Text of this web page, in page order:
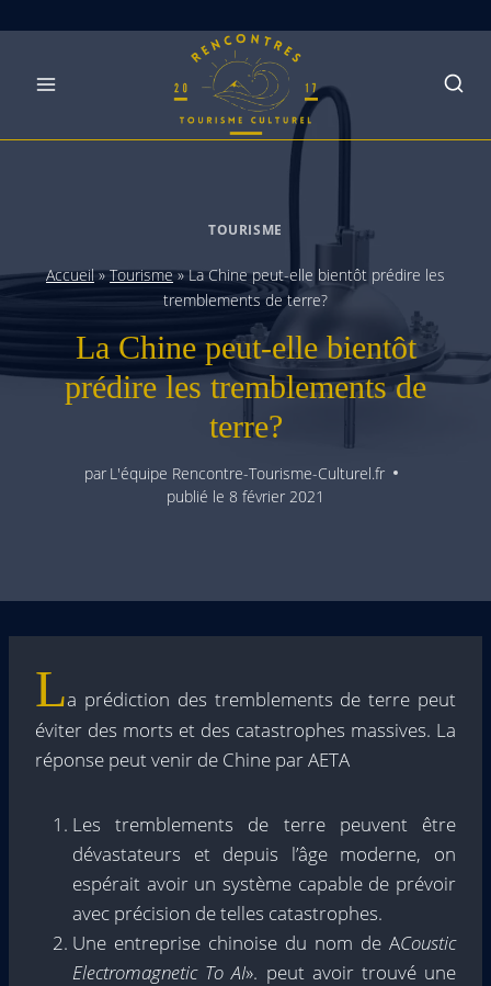
TOURISME
Accueil»Tourisme»La Chine peut-elle bientôt prédire les
tremblements de terre?
La Chine peut-elle bientôt
prédire les tremblements de
terre?
par L'équipe Rencontre-Tourisme-Culturel.fr
publié le 8 février 2021
La prédiction des tremblements de terre peut
éviter des morts et des catastrophes massives. La
réponse peut venir de Chine par AETA
Les tremblements de terre peuvent être
dévastateurs et depuis l’âge moderne, on
espérait avoir un système capable de prévoir
avec précision de telles catastrophes.
Une entreprise chinoise du nom de ACoustic
Electromagnetic To AI». peut avoir trouvé une